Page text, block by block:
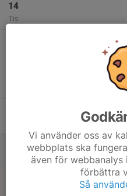
14
Tis
Träning
DINA-Hallen
Vi använder oss av
webbplats ska
även för
förbättra
Så